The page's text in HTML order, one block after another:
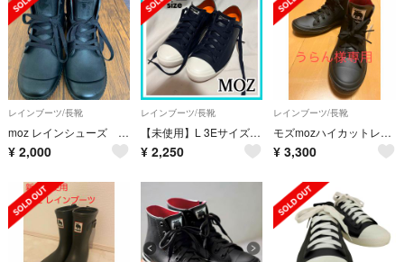
レインブーツ/長靴
moz レインシューズ L size
¥ 2,000
レインブーツ/長靴
【未使用】L 3Eサイズ ネイビー スニーカー レインシューズ 24〜24.5
¥ 2,250
レインブーツ/長靴
モズmozハイカットレインシューズ【ブラック/Lサイズ】
¥ 3,300